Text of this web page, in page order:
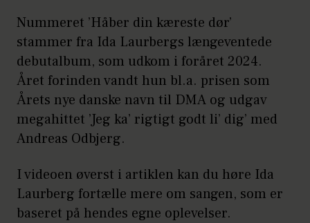
Nummeret ’Håber din kæreste dør’
stammer fra Ida Laurbergs længeventede
debutalbum, som udkom i foråret 2024.
Året forinden vandt hun bl.a. prisen som
Årets nye danske navn til DMA og udgav
megahittet ’Jeg ka’ rigtigt godt li’ dig’ med
Andreas Odbjerg.
I videoen øverst i artiklen kan du høre Ida
Laurberg fortælle mere om sangen, som er
baseret på hendes egne oplevelser.